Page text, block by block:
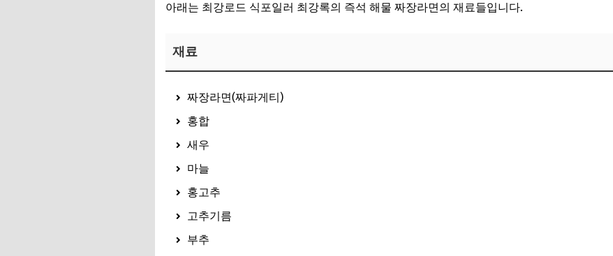
아래는 최강로드 식포일러 최강록의 즉석 해물 짜장라면의 재료들입니다.
재료
짜장라면(짜파게티)
홍합
새우
마늘
홍고추
고추기름
부추